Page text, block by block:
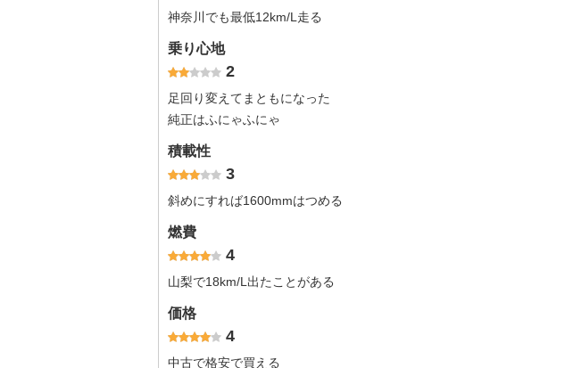
神奈川でも最低12km/L走る
乗り心地
2
足回り変えてまともになった
純正はふにゃふにゃ
積載性
3
斜めにすれば1600mmはつめる
燃費
4
山梨で18km/L出たことがある
価格
4
中古で格安で買える